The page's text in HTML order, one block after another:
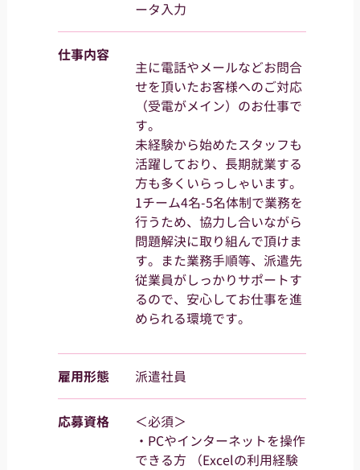
ータ入力
仕事内容
主に電話やメールなどお問合
せを頂いたお客様へのご対応
（受電がメイン）のお仕事で
す。
未経験から始めたスタッフも
活躍しており、長期就業する
方も多くいらっしゃいます。
1チーム4名-5名体制で業務を
行うため、協力し合いながら
問題解決に取り組んで頂けま
す。また業務手順等、派遣先
従業員がしっかりサポートす
るので、安心してお仕事を進
められる環境です。
雇用形態 派遣社員
応募資格
＜必須＞
・PCやインターネットを操作
できる方 （Excelの利用経験